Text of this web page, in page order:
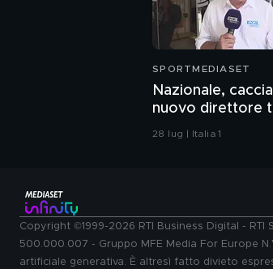
SPORTMEDIASET
Nazionale, caccia
nuovo direttore
ecco chi
28 lug | Italia 1
Copyright ©1999-2026 RTI Business Digital -
500.000.007 - Gruppo MFE Media For Europe
artificiale generativa. È altresì fatto divieto